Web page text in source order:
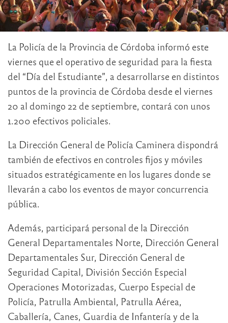
La Policía de la Provincia de Córdoba informó este
viernes que el operativo de seguridad para la fiesta
del “Día del Estudiante”, a desarrollarse en distintos
puntos de la provincia de Córdoba desde el viernes
20 al domingo 22 de septiembre, contará con unos
1.200 efectivos policiales.
La Dirección General de Policía Caminera dispondrá
también de efectivos en controles fijos y móviles
situados estratégicamente en los lugares donde se
llevarán a cabo los eventos de mayor concurrencia
pública.
Además, participará personal de la Dirección
General Departamentales Norte, Dirección General
Departamentales Sur, Dirección General de
Seguridad Capital, División Sección Especial
Operaciones Motorizadas, Cuerpo Especial de
Policía, Patrulla Ambiental, Patrulla Aérea,
Caballería, Canes, Guardia de Infantería y de la